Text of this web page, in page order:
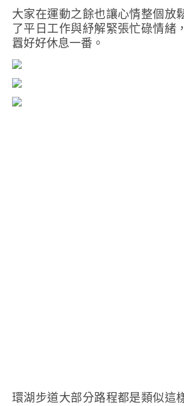
大家在運動之餘也讓心情整個放
了平日工作與紓解緊張忙碌情緒
囂好好休息一番。
環湖步道大部分路程都是類似這